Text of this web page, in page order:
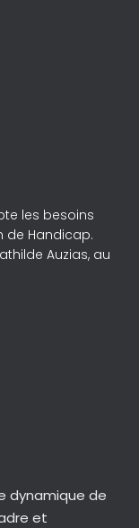
les besoins
de Handicap.
Auzias, au
dynamique de
et